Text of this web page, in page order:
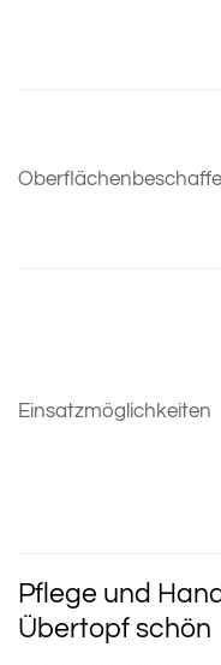
Einsatzmöglichkeiten
Pflege und
Übertopf schön